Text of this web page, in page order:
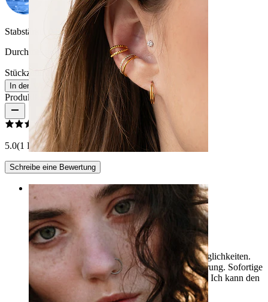
Ohr
Stabstärke:
0,8 mm
Durchmesser:8 mm
Stückzahl: 1
Ändern
In den Warenkorb
Produktbewertungen
5.0(1 Bewertungen)
Schreibe eine Bewertung
Rating
Nasenpiercing
Eine großartige Firma mit schönen Auswahlmöglichkeiten.
Ich bin begeistert von der Präzision der Ausführung. Sofortige
Antwort von einer netten Dame auf WhatsApp. Ich kann den
Einkauf nur wärmstens empfehlen.